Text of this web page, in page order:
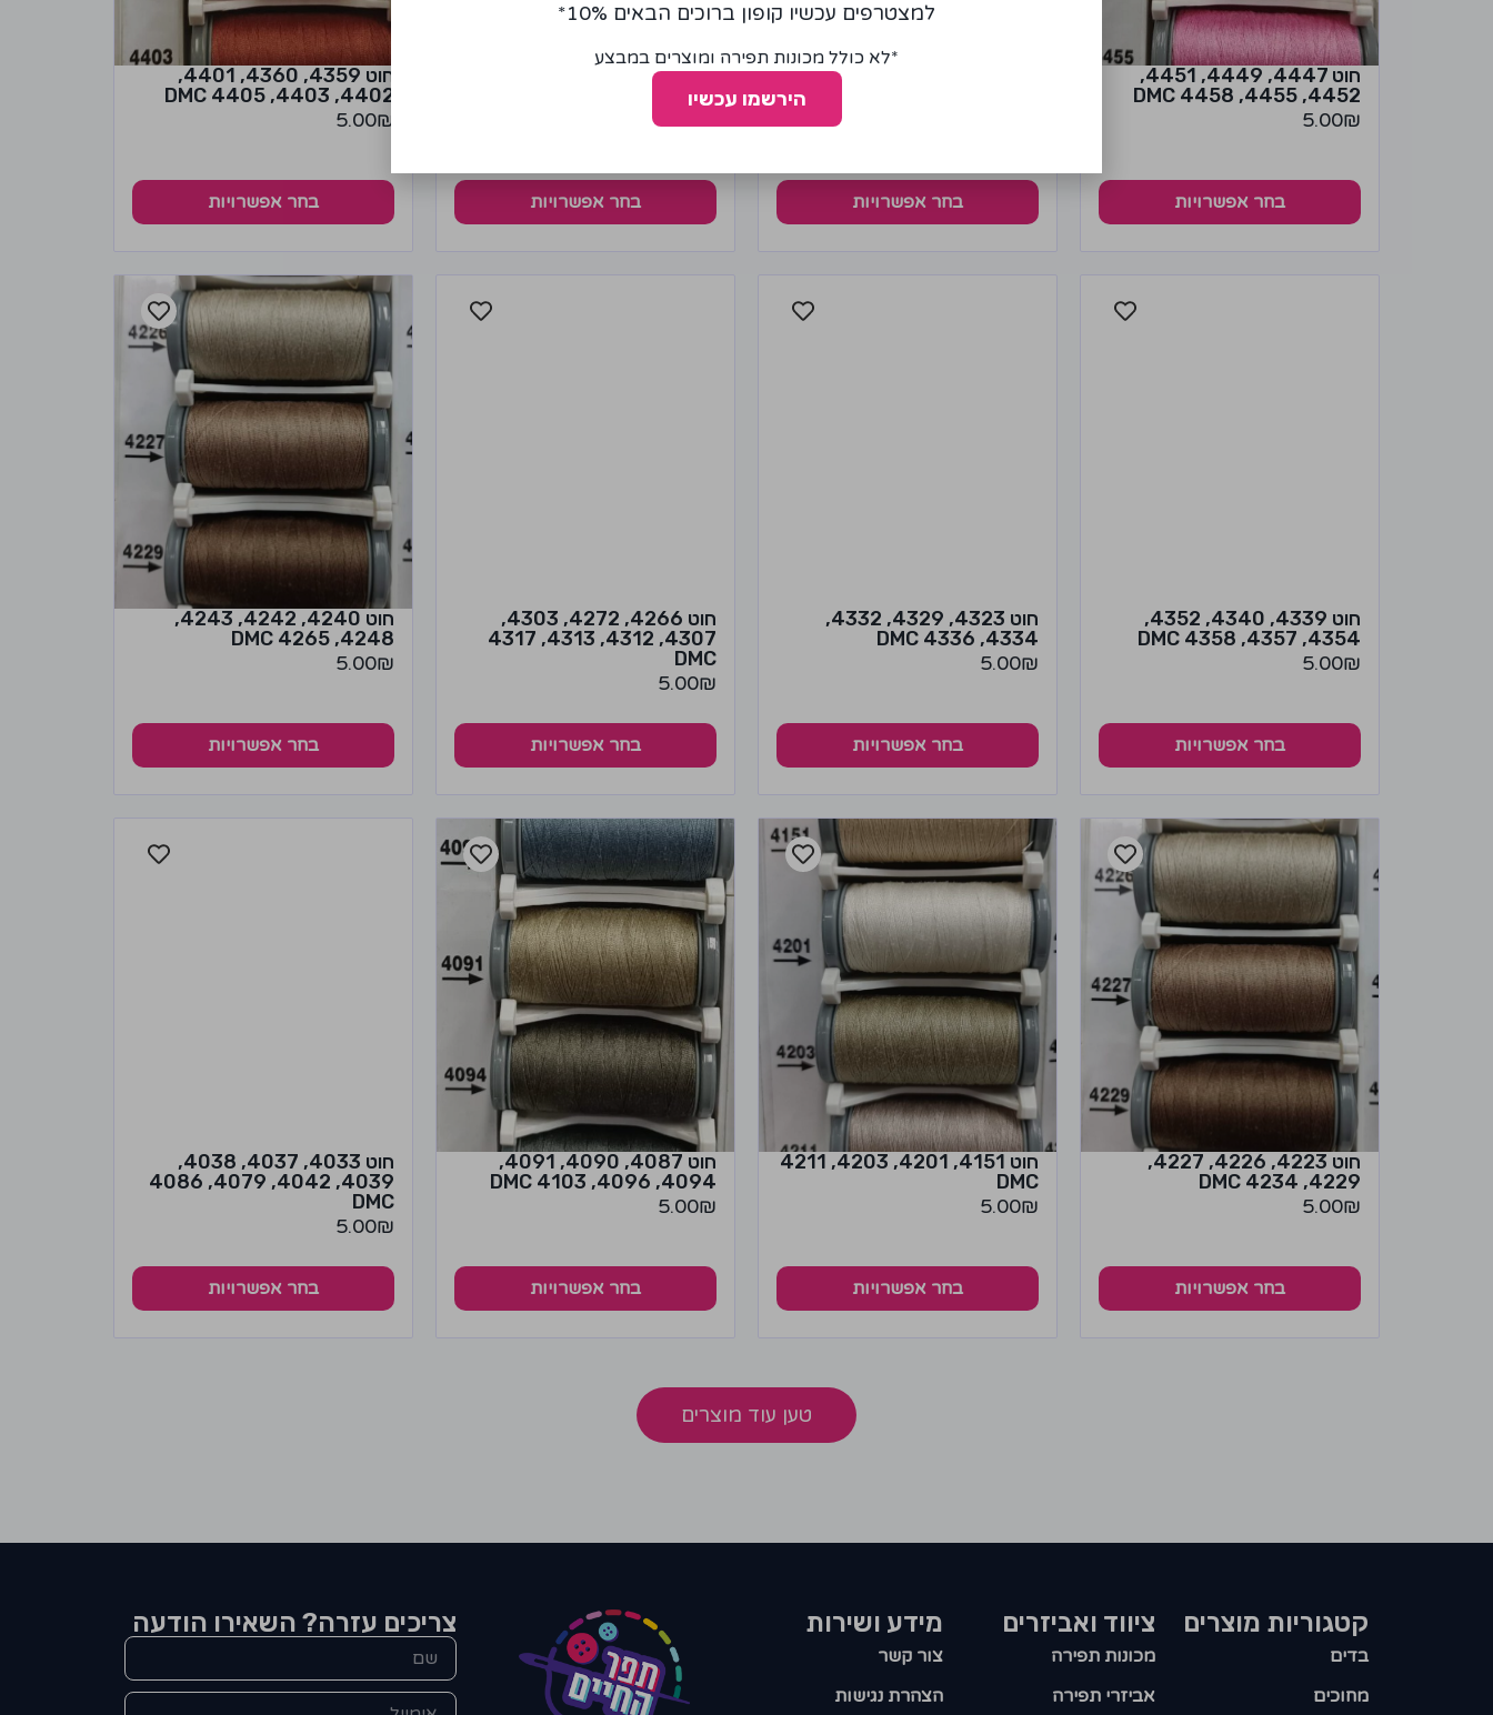
חוט 4447, 4449, 4451,
4452, 4455, 4458 DMC
5.00₪
בחר אפשרויות
חוט 4429, 4432, 4440,
בחר אפשרויות בחר אפשרויות
חוט 4359, 4360, 4401,
4402, 4403, 4405 DMC
5.00₪
בחר אפשרויות
חוט 4339, 4340, 4352,
4354, 4357, 4358 DMC
5.00₪
בחר אפשרויות
חוט 4323, 4329, 4332,
4334, 4336 DMC
5.00₪
בחר אפשרויות
חוט 4266, 4272, 4303,
4307, 4312, 4313, 4317
DMC
5.00₪
בחר אפשרויות
חוט 4240, 4242, 4243,
4248, 4265 DMC
5.00₪
בחר אפשרויות
חוט 4223, 4226, 4227,
4229, 4234 DMC
5.00₪
בחר אפשרויות
חוט 4151, 4201, 4203, 4211
DMC
5.00₪
בחר אפשרויות
חוט 4087, 4090, 4091,
4094, 4096, 4103 DMC
5.00₪
בחר אפשרויות
חוט 4033, 4037, 4038,
4039, 4042, 4079, 4086
DMC
5.00₪
בחר אפשרויות
טען עוד מוצרים
קטגוריות מוצרים​
בדים
מחוכים
ציווד ואביזרים
מכונות תפירה
אביזרי תפירה
מידע ושירות
צור קשר
הצהרת נגישות
צריכים עזרה? השאירו הודעה
למצטרפים עכשיו קופון ברוכים הבאים 10%*
*לא כולל מכונות תפירה ומוצרים במבצע
הירשמו עכשיו